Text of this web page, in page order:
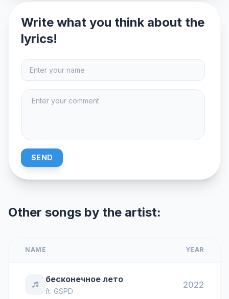
Write what you think about the
lyrics!
SEND
Other songs by the artist:
NAME YEAR
бесконечное лето
ft. GSPD
2022